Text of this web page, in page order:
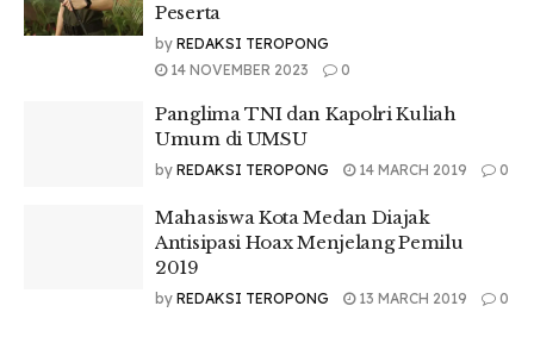
Peserta
by REDAKSI TEROPONG
14 NOVEMBER 2023
0
Panglima TNI dan Kapolri Kuliah
Umum di UMSU
by REDAKSI TEROPONG 14 MARCH 2019 0
Mahasiswa Kota Medan Diajak
Antisipasi Hoax Menjelang Pemilu
2019
by REDAKSI TEROPONG 13 MARCH 2019 0